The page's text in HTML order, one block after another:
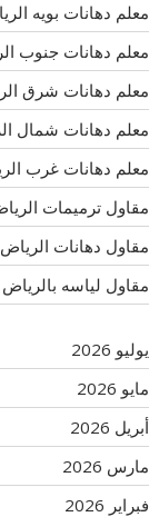
معلم دهانات بويه
معلم دهانات جنوب
معلم دهانات شرق
معلم دهانات شمال
معلم دهانات غرب
مقاول ترميمات
مقاول دهانات الرياض
مقاول لياسه بالرياض
يوليو 2026
مايو 2026
أبريل 2026
مارس 2026
فبراير 2026